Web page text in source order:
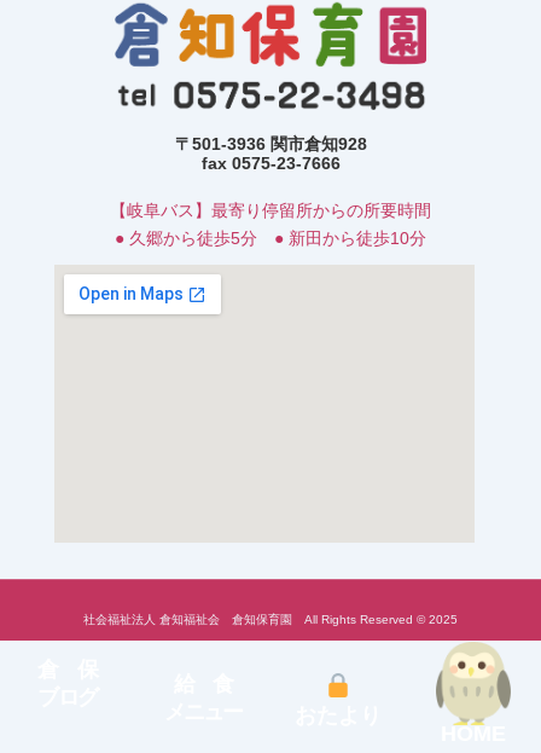
〒501-3936 関市倉知928
fax 0575-23-7666
【岐阜バス】最寄り停留所からの所要時間
● 久郷から徒歩5分 ● 新田から徒歩10分
社会福祉法人 倉知福祉会 倉知保育園 All Rights Reserved © 2025
HOME